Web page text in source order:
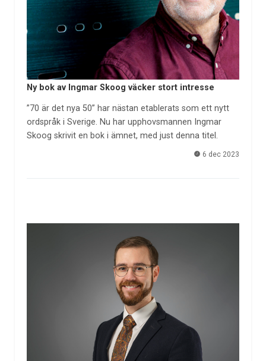
Ny bok av Ingmar Skoog väcker stort intresse
”70 är det nya 50” har nästan etablerats som ett nytt
ordspråk i Sverige. Nu har upphovsmannen Ingmar
Skoog skrivit en bok i ämnet, med just denna titel.
6 dec 2023